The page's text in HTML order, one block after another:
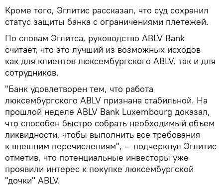
Кроме того, Эглитис рассказал, что суд сохранил
статус защиты банка с ограничениями плетежей.
По словам Эглитса, руководство ABLV Bank
считает, что это лучший из возможных исходов
как для клиентов люксембургского ABLV, так и для
сотрудников.
"Банк удовлетворен тем, что работа
люксембургского ABLV признана стабильной. На
прошлой неделе ABLV Bank Luxembourg доказал,
что способен быстро собрать необходимый объем
ликвидности, чтобы выполнить все требования
к внешним перечислениям", — подчеркнул Эглитис
отметив, что потенциальные инвесторы уже
проявили интерес к покупке люксембургской
"дочки" ABLV.